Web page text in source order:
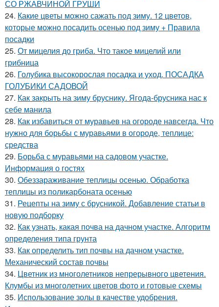
СО РЖАВЧИНОЙ ГРУШИ
24. Какие цветы можно сажать под зиму. 12 цветов,
которые можно посадить осенью под зиму + Правила
посадки
25. От мицелия до гриба. Что такое мицелий или
грибница
26. Голубика высокорослая посадка и уход. ПОСАДКА
ГОЛУБИКИ САДОВОЙ
27. Как закрыть на зиму бруснику. Ягода-брусника нас к
себе манила
28. Как избавиться от муравьев на огороде навсегда. Что
нужно для борьбы с муравьями в огороде, теплице:
средства
29. Борьба с муравьями на садовом участке.
Информация о гостях
30. Обеззараживание теплицы осенью. Обработка
теплицы из поликарбоната осенью
31. Рецепты на зиму с брусникой. Добавление статьи в
новую подборку
32. Как узнать, какая почва на дачном участке. Алгоритм
определения типа грунта
33. Как определить тип почвы на дачном участке.
Механический состав почвы
34. Цветник из многолетников непрерывного цветения.
Клумбы из многолетних цветов фото и готовые схемы
35. Использование золы в качестве удобрения.